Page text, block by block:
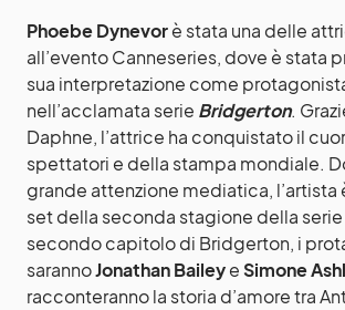
Phoebe Dynevorè stata una delle
all’evento Canneseries, dove è stata
sua interpretazione come
nell’acclamata serie Bridgerton.
Daphne, l’attrice ha conquistato il
spettatori e della stampa mondiale.
grande attenzione mediatica, l’artista
set della seconda stagione della
secondo capitolo di Bridgerton, i
sarannoJonathan BaileyeSimone
racconteranno la storia d’amore tra